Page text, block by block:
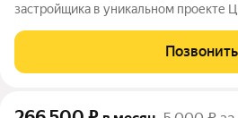
застройщика в уникальном проекте
кластер услуг, интегрированный в
«МАЛЕВИЧ», который находится в
Позвонить